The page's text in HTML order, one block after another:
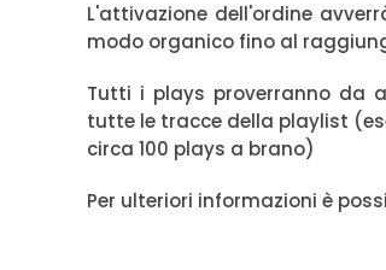
L'attivazione dell'ordine
modo organico fino al
Tutti i plays proverranno da
tutte le tracce della playlist
circa 100 plays a brano)
Per ulteriori informazioni è